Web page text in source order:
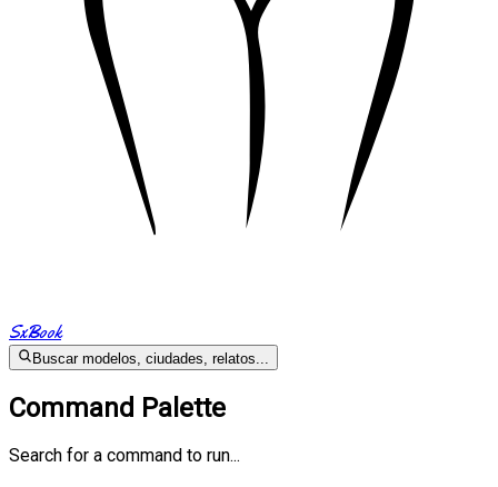
SxBook
Buscar modelos, ciudades, relatos...
Command Palette
Search for a command to run...